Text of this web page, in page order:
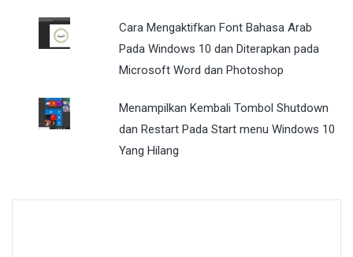
Cara Mengaktifkan Font Bahasa Arab
Pada Windows 10 dan Diterapkan pada
Microsoft Word dan Photoshop
Menampilkan Kembali Tombol Shutdown
dan Restart Pada Start menu Windows 10
Yang Hilang